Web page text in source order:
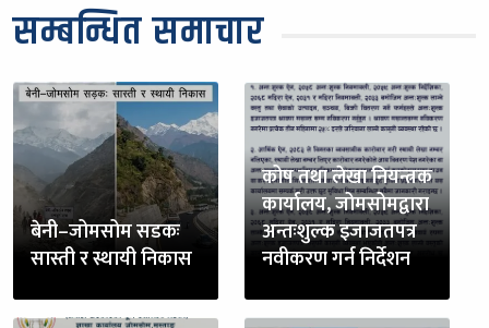
सम्बन्धित समाचार
बेनी–जोमसोम सडकः
सास्ती र स्थायी निकास
कोष तथा लेखा नियन्त्रक
कार्यालय, जोमसोमद्वारा
अन्तःशुल्क इजाजतपत्र
नवीकरण गर्न निर्देशन